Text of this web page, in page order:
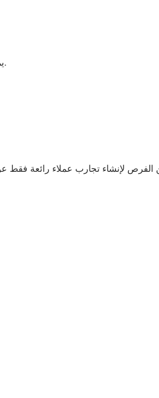
بصفتك تاجرًا في واحدة من 44 دولة مدعومة من Braintree، يمكنك قبول المدفوعات بعملات متعددة.